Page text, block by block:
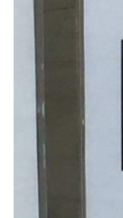
Enterprise